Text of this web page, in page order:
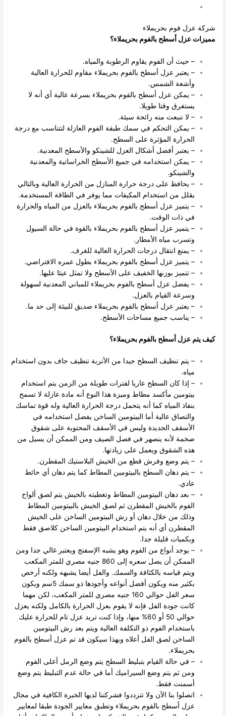
شركة عزل فوم بحريملاء
مميزات عزل أسطح بالفوم بحريملاء؟
– حيث أن الفوم يقاوم الرطوبة والمياه.
– يعتبر عزل أسطح بالفوم بحريملاء مقاوم للحرارة العالية
وأشعة الشمس.
– يمكن عزل أسطح بالفوم بحريملاء بسرعة عالية أي أنه لا
يستغرق وقتا طويلا.
– لا تنبعث منه رائحة سيئة.
– يمكن التحكم في سمك طبقة الفوم العازلة لتتناسب مع درجة
الحرارة المؤثرة على السطح.
– يعتبر أفضل أشكال العزل للشينكو والأسطح المعدنية.
– يمكن استخدامه في جميع الأسطح الخراسانية والمعدنية
والشينكو.
– يحافظ على درجة حرارة المنازل من الحرارة العالية وبالتالي
يقلل من استخدام المكيفات مما يوفر في الطاقة المستخدمة.
– يتميز عزل أسطح بالفوم بحريملاء بالعزل من المياه والحرارة
في ذات الوقت.
– يتميز عزل أسطح بالفوم بحريملاء بالقوة في حالة السيول
وتسرب مياه الأمطار.
– يمنع انتقال درجات الحرارة العالية للغرف.
– يتميز عزل أسطح بالفوم بحريملاء بطول عمره الافتراضي.
– تتميز بوزنها الخفيف على الأسطح ولا تمثل عبئا عليها.
– يفضل عزل أسطح بالفوم بحريملاء للمباني المعدنية لسهولة
وسرعة القيام بالعزل.
– يعتبر عزل أسطح بالفوم بحريملاء صديق للبيئة إلى حد ما.
– يناسب جميع مساحات الأسطح.
كيف يتم عزل أسطح بالفوم بحريملاء؟
– يتم تنظيف السطح جيدا من الأتربة تنظيف جاف بدون استخدام
مياه.
– إذا كان السطح عاريا لفترات طويلة من الزمن يتم استخدام
بيتومين مأكسد مطاط وميزة هذا النوع أنه مادة عازلة لا تسمح
بنفاذ المياه كما أنه يتحمل درجة الحرارة العالية وله قوة تماسك
والتصاق عالية أما البيتومين الساخن يفضل استخدامه في
الأسقف الجديدة وليس في الأسقف المحتوية على شقوق
ضخمة لأنه ينصهر في فصل الصيف ومن الممكن أن يسيل من
هذه الشقوق ويعمل على زيادتها.
– يتم وضع وفرش قطع من الخيش البلاستيك المقطرن.
– يتم دهان السطح بالبيتومين المطاط كما يتم دهان أي حائط
عادي.
– بعد دهان البيتومين المطاط وتغطيته بالخيش يتم لصق ألواح
الفوم بالخيش المقطرن ثم لصق الخيش بالبيتومين المطاط
وذلك من خلال دهان أو رش البيتومين الساخن على الخيش
المقطرن أي أنه يتم استخدام البيتومين الساخن كلاصق فقط
وبكميات قليلة جدا.
– يوجد أنواع من الفوم وهو يشبه الإسفنج ويعتبر غالي جدا ومن
الممكن أن يصل سعره إلى 860 جنيه مصري للمتر المكعب
ويتم قياسه بالكثافة والسمك. والفل أيضا يشبهه ولكنه أرخص
بكثير منه ويكون أفضل أنواعه وأجودها ذو سمك 5سم ويكون
سعر الفل حوالي 160 جنيه مصري للمتر المكعب، لكن مهما
كانت جودة الفل فإنه لا يقوم بعزل الحرارة بالكامل ولكنه يعزل
حوالي 50 أو 60% منها، وإذا كنت تريد عزل تام للحرارة عليك
باستخدام الفوم ذو التكلفة العالية ويتم بعد رش البيتومين
الساخن لصق الفل أعلاه وبهذا سيكون قد تم عزل أسطح بالفوم
بحريملاء.
– في حالة القيام بتبليط السطح يتم وضع الرمل أعلى الفوم
ومن ثم يتم وضع السيراميك أما في حالة عدم التبليط يتم وضع
أسمنت فقط.
اتصلوا بنا الآن ولا تترددوا فشركتنا لديها الخبرة الكافية في مجال
عزل أسطح بالفوم بحريملاء وتطبق معايير الجودة طبقا لمعايير